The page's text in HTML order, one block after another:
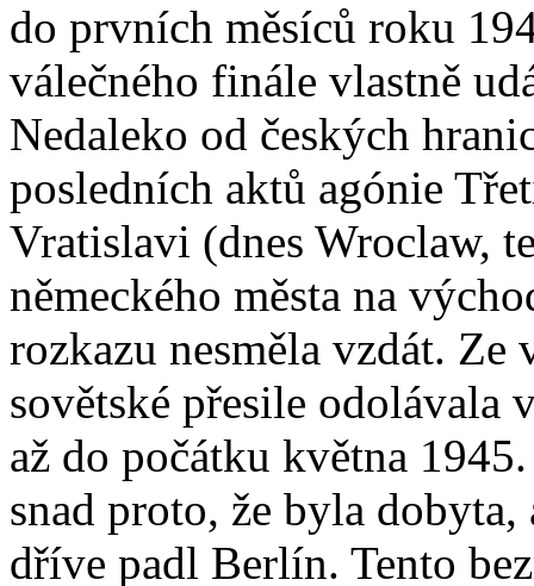
do prvních měsíců roku
válečného finále vlastně
Nedaleko od českých
posledních aktů agónie
Vratislavi (dnes Wroclaw,
německého města na
rozkazu nesměla vzdát. Ze
sovětské přesile odolávala
až do počátku května
snad proto, že byla
dříve padl Berlín. Tento